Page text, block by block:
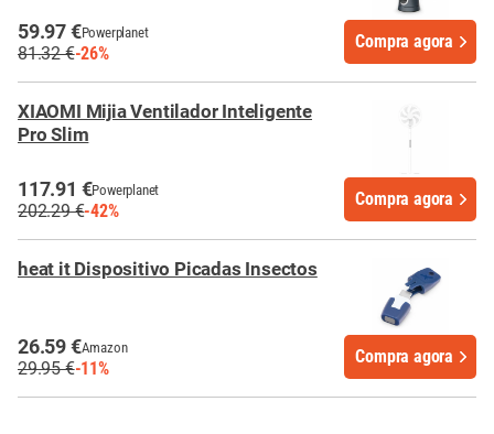
59.97 €Powerplanet
81.32 €-26%
Compra agora
XIAOMI Mijia Ventilador Inteligente
Pro Slim
117.91 €Powerplanet
202.29 €-42%
Compra agora
heat it Dispositivo Picadas Insectos
26.59 €Amazon
29.95 €-11%
Compra agora